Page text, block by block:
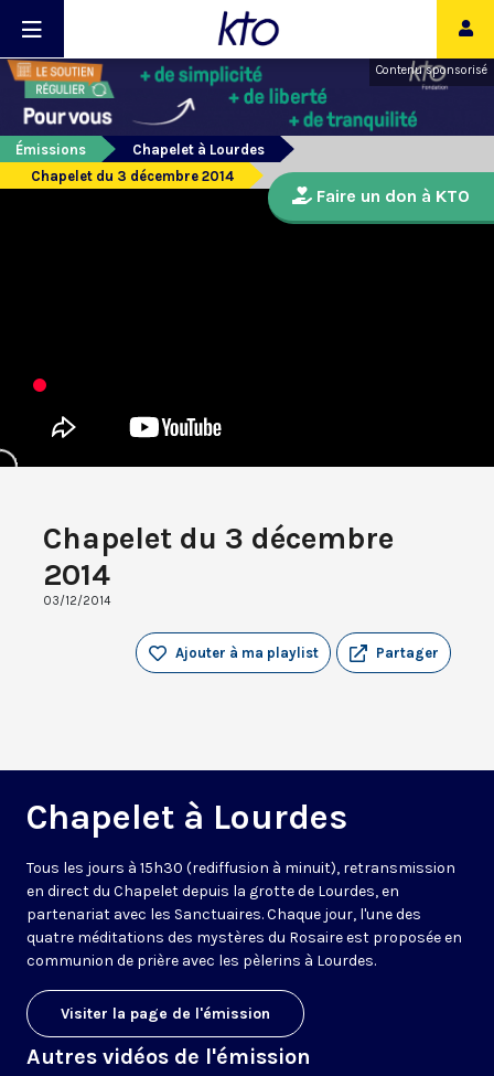
Contenu sponsorisé
Émissions
Chapelet à Lourdes
Chapelet du 3 décembre 2014
Chapelet du 3 décembre
2014
03/12/2014
Partager
Ajouter à ma playlist
Chapelet à Lourdes
Tous les jours à 15h30 (rediffusion à minuit), retransmission
en direct du Chapelet depuis la grotte de Lourdes, en
partenariat avec les Sanctuaires. Chaque jour, l'une des
quatre méditations des mystères du Rosaire est proposée en
communion de prière avec les pèlerins à Lourdes.
Visiter la page de l'émission
Autres vidéos de l'émission
Faire un don à KTO